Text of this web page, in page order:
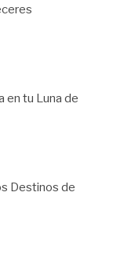
en tu Luna de
Destinos de